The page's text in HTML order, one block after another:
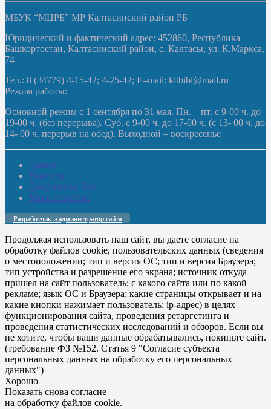
МБУК “МЦРБ” МР Калтасинский район РБ
Юридический и фактический адрес: 452860, Республика
Башкортостан, Калтасинский район, с. Калтасы, ул. К.Маркса,
74
Тел.: 8 (34779) 4-15-42; 4-25-42; E–mail: kltbibl@mail.ru
Режим работы:
Основной режим с 1 сентября по 31 мая. Пн. – пт. с 9-00 ч. до
19-00 ч. (без перерыва). Суб. с 9-00 ч. до 17-00 ч. (с 13- 00 ч. до
14- 00 ч. перерыв на обед). Выходной – воскресенье
Домой
Новости
Документы. Все
Мы в соцсетях
Разработчик и администратор сайта
Продолжая использовать наш сайт, вы даете согласие на
обработку файлов cookie, пользовательских данных (сведения
о местоположении; тип и версия ОС; тип и версия Браузера;
тип устройства и разрешение его экрана; источник откуда
пришел на сайт пользователь; с какого сайта или по какой
рекламе; язык ОС и Браузера; какие страницы открывает и на
какие кнопки нажимает пользователь; ip-адрес) в целях
функционирования сайта, проведения ретаргетинга и
проведения статистических исследований и обзоров. Если вы
не хотите, чтобы ваши данные обрабатывались, покиньте сайт.
(требование ФЗ №152. Статья 9 "Согласие субъекта
персональных данных на обработку его персональных
данных")
Хорошо
Показать снова согласие
на обработку файлов cookie.